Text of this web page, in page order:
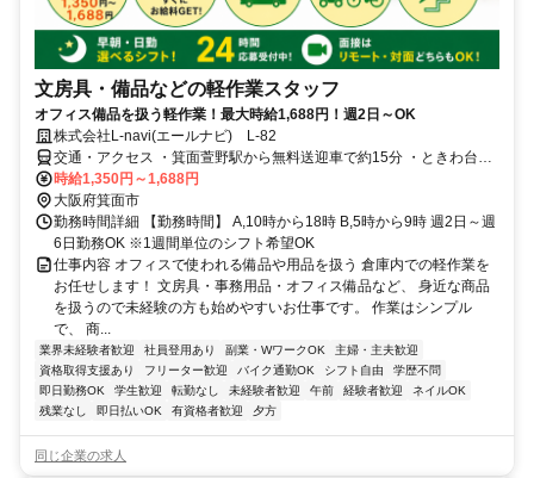
文房具・備品などの軽作業スタッフ
オフィス備品を扱う軽作業！最大時給1,688円！週2日～OK
株式会社L-navi(エールナビ) L-82
交通・アクセス ・箕面萱野駅から無料送迎車で約15分 ・ときわ台駅
から自転車で約20分 ・光風台駅から自転車で約20分
時給1,350円～1,688円
大阪府箕面市
勤務時間詳細 【勤務時間】 A,10時から18時 B,5時から9時 週2日～週
6日勤務OK ※1週間単位のシフト希望OK
仕事内容 オフィスで使われる備品や用品を扱う 倉庫内での軽作業を
お任せします！ 文房具・事務用品・オフィス備品など、 身近な商品
を扱うので未経験の方も始めやすいお仕事です。 作業はシンプル
で、 商...
業界未経験者歓迎 社員登用あり 副業・WワークOK
主婦・主夫歓迎
資格取得支援あり
フリーター歓迎 バイク通勤OK シフト自由
学歴不問
即日勤務OK
学生歓迎 転勤なし 未経験者歓迎 午前 経験者歓迎
ネイルOK
残業なし
即日払いOK 有資格者歓迎 夕方
同じ企業の求人